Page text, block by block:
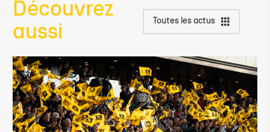
Découvrez
aussi
Toutes les actus